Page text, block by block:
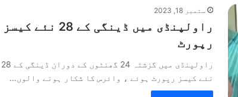
ستمبر 18, 2023
راولپنڈی میں ڈینگی کے 28 نئے کیسز
رپورٹ
راولپنڈی میں گزشتہ 24 گھنٹوں کے دوران ڈینگی کے 28
نئے کیسز رپورٹ ہوئے ، وائرس کا شکار ہونے والوں…